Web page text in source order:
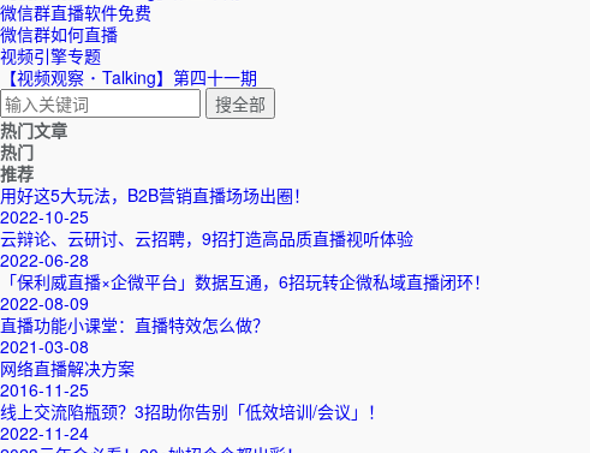
微信群直播软件免费
微信群如何直播
视频引擎专题
【视频观察 ･ Talking】第四十一期
热门文章
热门
推荐
用好这5大玩法，B2B营销直播场场出圈！
2022-10-25
云辩论、云研讨、云招聘，9招打造高品质直播视听体验
2022-06-28
「保利威直播×企微平台」数据互通，6招玩转企微私域直播闭环！
2022-08-09
直播功能小课堂：直播特效怎么做？
2021-03-08
网络直播解决方案
2016-11-25
线上交流陷瓶颈？3招助你告别「低效培训/会议」！
2022-11-24